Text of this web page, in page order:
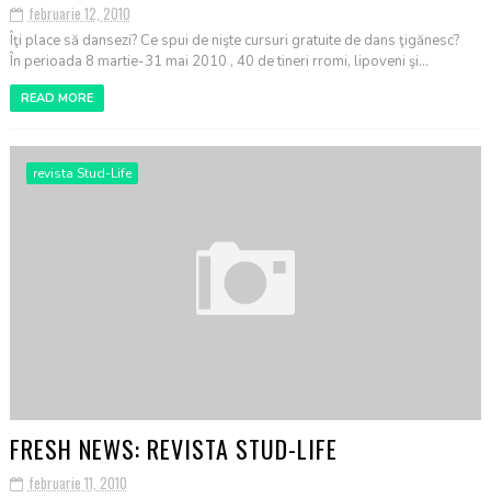
februarie 12, 2010
Îţi place să dansezi? Ce spui de nişte cursuri gratuite de dans ţigănesc?
În perioada 8 martie-31 mai 2010 , 40 de tineri rromi, lipoveni şi...
READ MORE
revista Stud-Life
FRESH NEWS: REVISTA STUD-LIFE
februarie 11, 2010